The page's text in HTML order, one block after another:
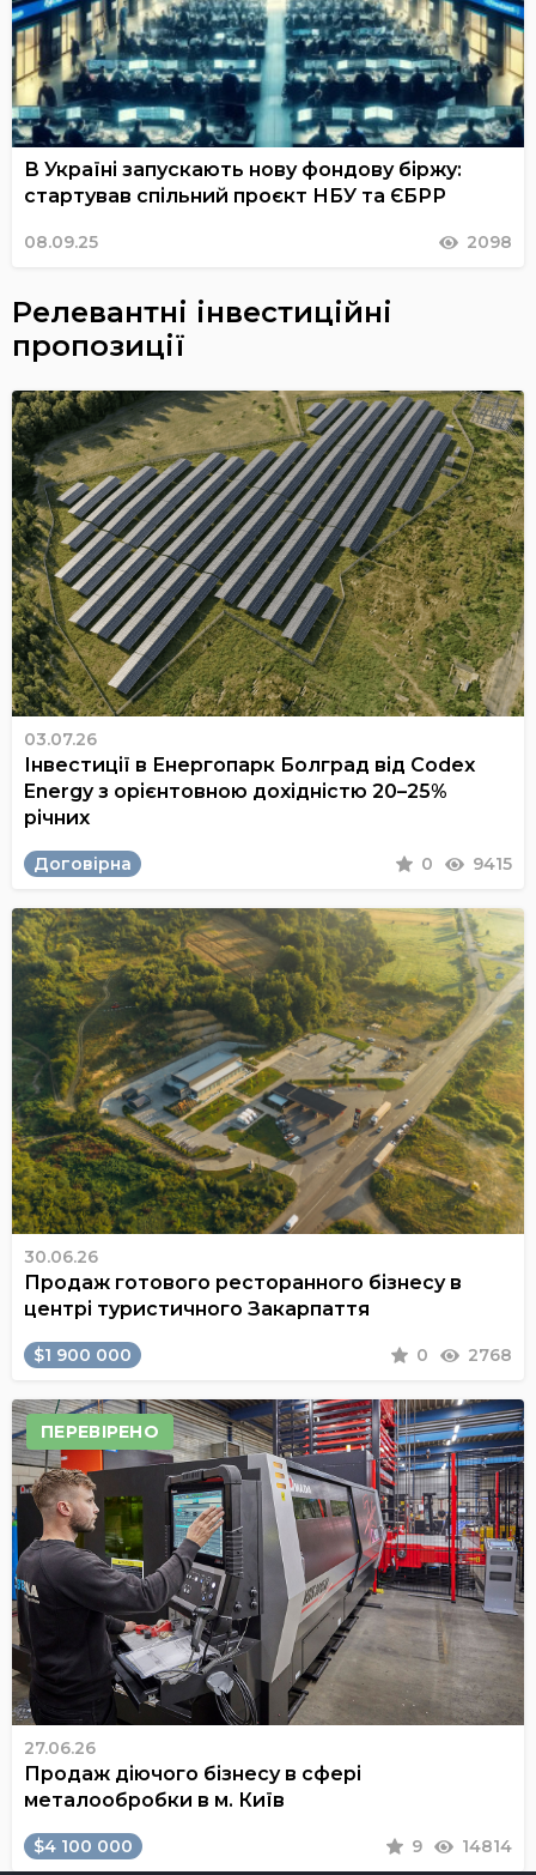
В Україні запускають нову фондову біржу:
стартував спільний проєкт НБУ та ЄБРР
08.09.25 2098
Релевантні інвестиційні
пропозиції
03.07.26
Інвестиції в Енергопарк Болград від Codex
Energy з орієнтовною дохідністю 20–25%
річних
Договірна 0 9415
30.06.26
Продаж готового ресторанного бізнесу в
центрі туристичного Закарпаття
$1 900 000 0 2768
ПЕРЕВІРЕНО
27.06.26
Продаж діючого бізнесу в сфері
металообробки в м. Київ
$4 100 000 9 14814